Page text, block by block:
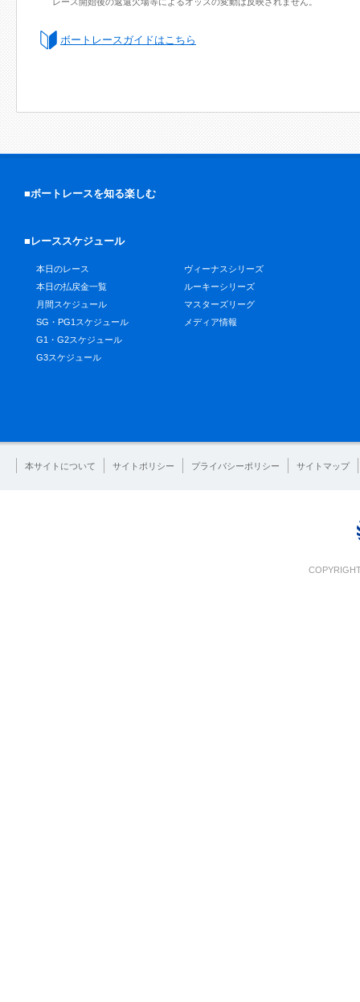
ボートレースガイドはこちら
■ボートレースを知る楽しむ
■レーススケジュール
本日のレース
本日の払戻金一覧
月間スケジュール
SG・PG1スケジュール
G1・G2スケジュール
G3スケジュール
ヴィーナスシリーズ
ルーキーシリーズ
マスターズリーグ
メディア情報
本サイトについて サイトポリシー プライバシーポリシー サイトマップ